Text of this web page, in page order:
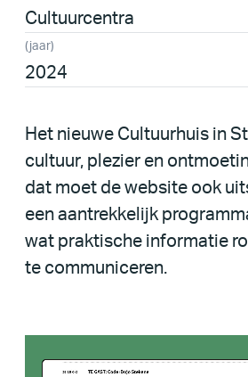
Cultuurcentra
(jaar)
2024
Het nieuwe Cultuurhuis in
cultuur, plezier en
dat moet de website ook
een aantrekkelijk
wat praktische informatie
te communiceren.